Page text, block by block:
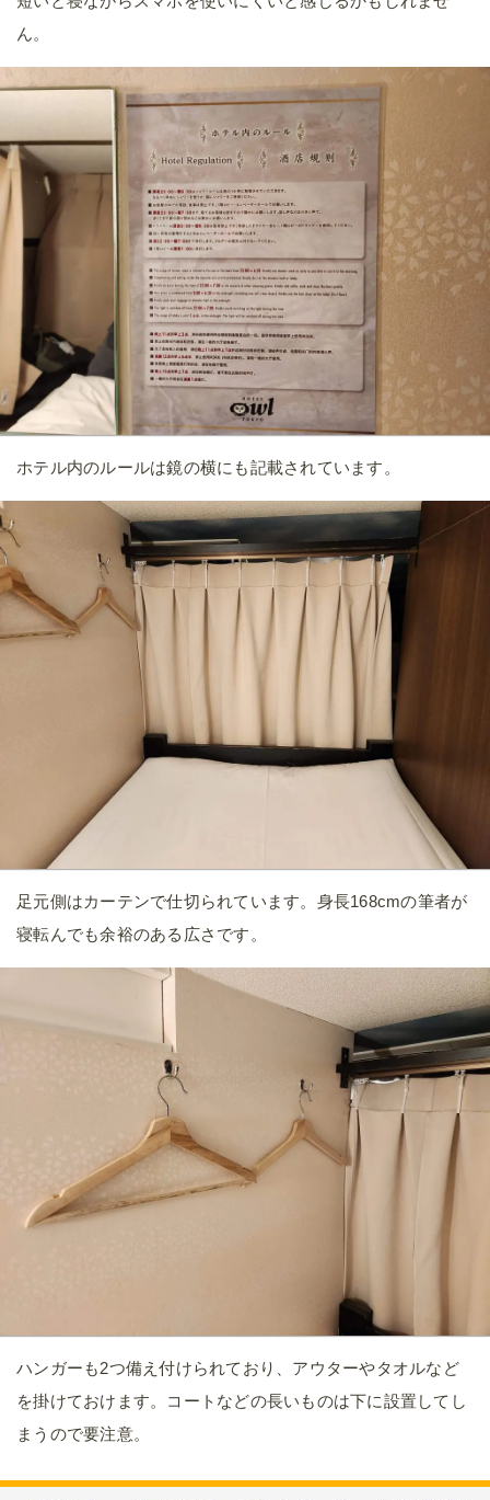
ん。
ホテル内のルールは鏡の横にも記載されています。
足元側はカーテンで仕切られています。身長168cmの筆者が
寝転んでも余裕のある広さです。
ハンガーも2つ備え付けられており、アウターやタオルなど
を掛けておけます。コートなどの長いものは下に設置してし
まうので要注意。